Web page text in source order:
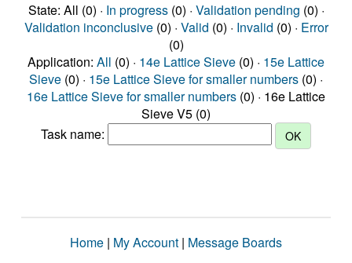
State: All (0) · In progress(0) · Validation pending (0) ·
Validation inconclusive(0) · Valid (0) · Invalid (0) · Error
(0)
Application: All (0) · 14e Lattice Sieve (0) · 15e Lattice
Sieve (0) · 15e Lattice Sieve for smaller numbers (0) ·
16e Lattice Sieve for smaller numbers (0) · 16e Lattice
Sieve V5 (0)
Task name:
Home | My Account | Message Boards